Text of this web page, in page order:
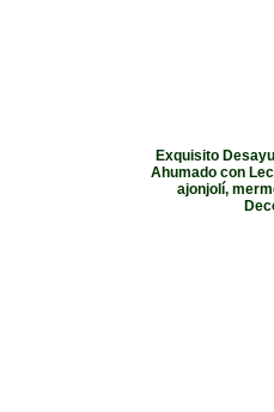
Exquisito
Ahumado con
ajonjolí,